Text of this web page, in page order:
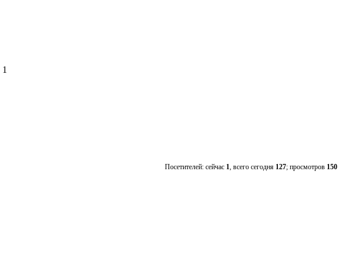
Посетителей: сейчас 1, всего сегодня 127; просмотров 150